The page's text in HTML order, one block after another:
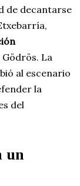
de decantarse
La
al escenario
la
del
un